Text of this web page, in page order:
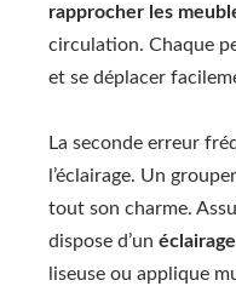
rapprocher les
circulation. Chaque
et se déplacer
La seconde erreur
l’éclairage. Un
tout son charme.
dispose d’un
liseuse ou applique